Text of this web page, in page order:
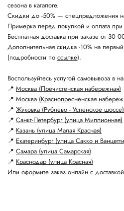
сезона в каталоге.
Скидки до -50% — спецпредложения
Примерка перед покупкой и оплата
Бесплатная доставка при заказе от 30
Дополнительная скидка -10% на
(подробности по ссылке).
Воспользуйтесь услугой самовывоза в
📍 Москва (Пречистенская набережная)
📍 Москва (Краснопресненская
📍 Жуковка (Рублево - Успенское шоссе)
📍 Санкт-Петербург (улица Миллионная)
📍 Казань (улица Малая Красная)
📍 Екатеринбург (улица Сакко и
📍 Самара (улица Самарская)
📍 Краснодар (улица Красная)
Или оформите заказ онлайн с